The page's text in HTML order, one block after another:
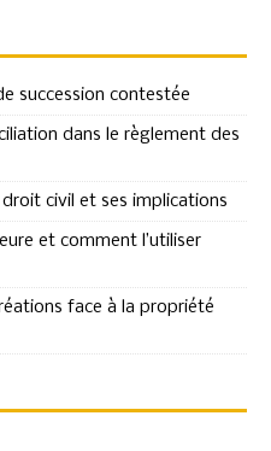
succession contestée
dans le règlement des
civil et ses implications
et comment l’utiliser
face à la propriété